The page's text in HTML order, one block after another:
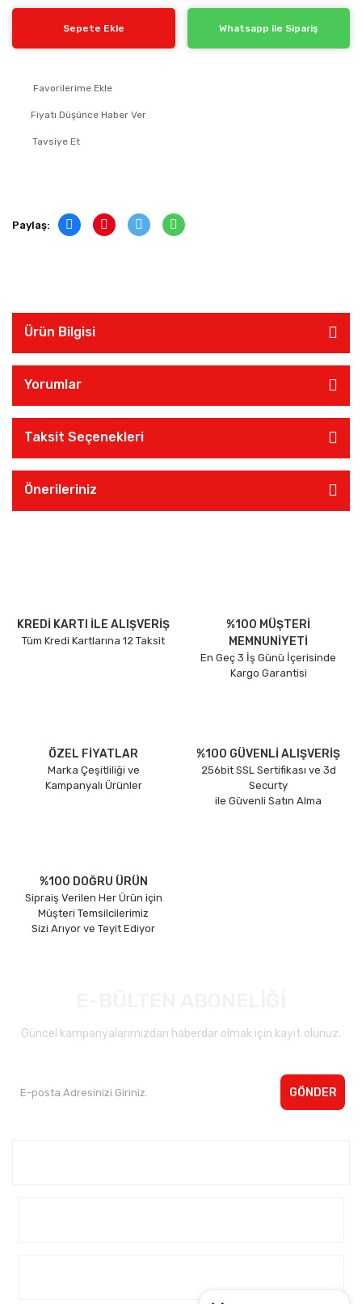
Sepete Ekle Whatsapp ile Sipariş
Fiyatı Düşünce Haber Ver
Tavsiye Et
Paylaş:
Ürün Bilgisi
Yorumlar
Taksit Seçenekleri
Önerileriniz
KREDİ KARTI İLE ALIŞVERİŞ
Tüm Kredi Kartlarına 12 Taksit
%100 MÜŞTERİ
MEMNUNİYETİ
En Geç 3 İş Günü İçerisinde
Kargo Garantisi
ÖZEL FİYATLAR
Marka Çeşitliliği ve
Kampanyalı Ürünler
%100 GÜVENLİ ALIŞVERİŞ
256bit SSL Sertifikası ve 3d
Securty
ile Güvenli Satın Alma
%100 DOĞRU ÜRÜN
Sipraiş Verilen Her Ürün için
Müşteri Temsilcilerimiz
Sizi Arıyor ve Teyit Ediyor
Güncel kampanyalarımızdan haberdar olmak için kayıt olunuz.
GÖNDER